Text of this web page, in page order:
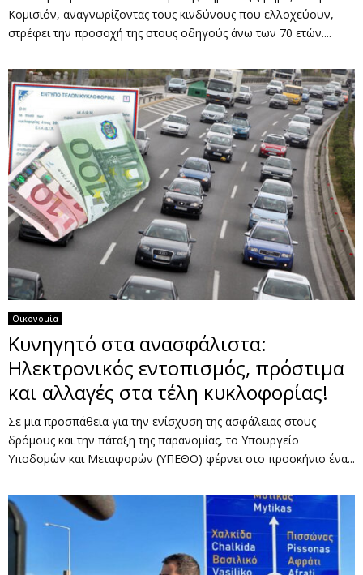
Κομισιόν, αναγνωρίζοντας τους κινδύνους που ελλοχεύουν,
στρέφει την προσοχή της στους οδηγούς άνω των 70 ετών....
Οικονομία
Κυνηγητό στα ανασφάλιστα:
Ηλεκτρονικός εντοπισμός, πρόστιμα
και αλλαγές στα τέλη κυκλοφορίας!
Σε μια προσπάθεια για την ενίσχυση της ασφάλειας στους
δρόμους και την πάταξη της παρανομίας, το Υπουργείο
Υποδομών και Μεταφορών (ΥΠΕΘΟ) φέρνει στο προσκήνιο ένα...